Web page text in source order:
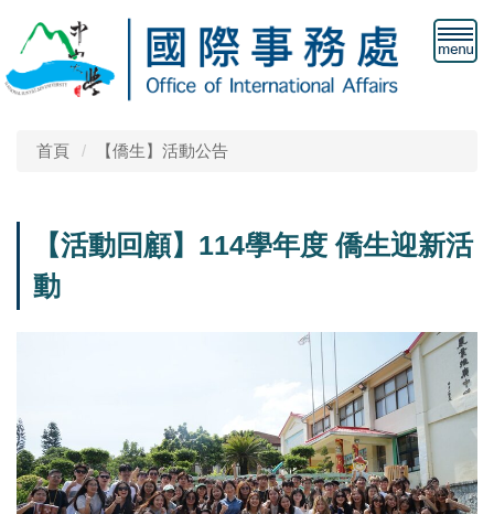
首頁 【僑生】活動公告
【活動回顧】114學年度 僑生迎新活
動